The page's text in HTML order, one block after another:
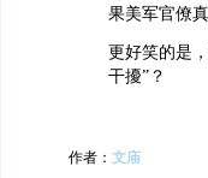
果美军官僚
更好笑的是
干擾”？
作者： 文庙